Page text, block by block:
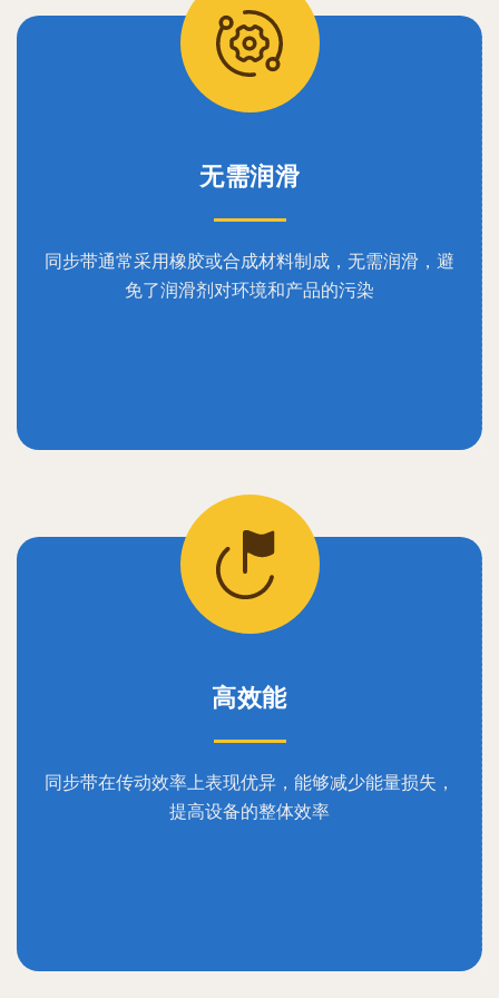
无需润滑
同步带通常采用橡胶或合成材料制成，无需润滑，避
免了润滑剂对环境和产品的污染
高效能
同步带在传动效率上表现优异，能够减少能量损失，
提高设备的整体效率